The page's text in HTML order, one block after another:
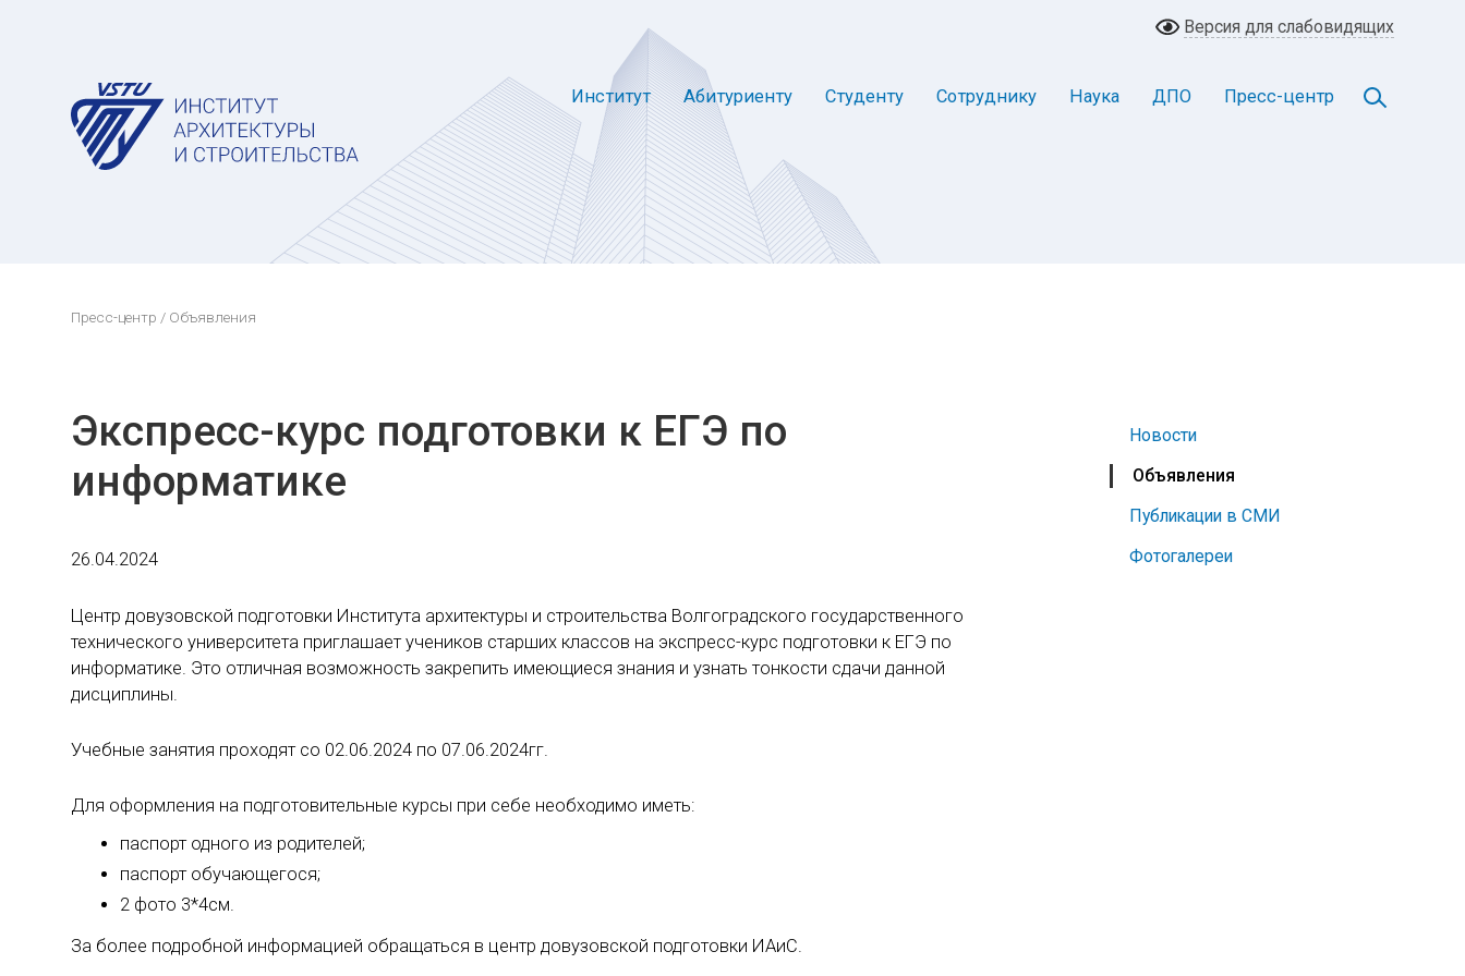
Версия для слабовидящих
Институт Абитуриенту Студенту Сотруднику Наука ДПО Пресс-центр
Пресс-центр / Объявления
Новости
Объявления
Публикации в СМИ
Фотогалереи
Экспресс-курс подготовки к ЕГЭ по
информатике
26.04.2024
Центр довузовской подготовки Института архитектуры и строительства Волгоградского государственного
технического университета приглашает учеников старших классов на экспресс-курс подготовки к ЕГЭ по
информатике. Это отличная возможность закрепить имеющиеся знания и узнать тонкости сдачи данной
дисциплины.
Учебные занятия проходят со 02.06.2024 по 07.06.2024гг.
Для оформления на подготовительные курсы при себе необходимо иметь:
паспорт одного из родителей;
паспорт обучающегося;
2 фото 3*4см.
За более подробной информацией обращаться в центр довузовской подготовки ИАиС.